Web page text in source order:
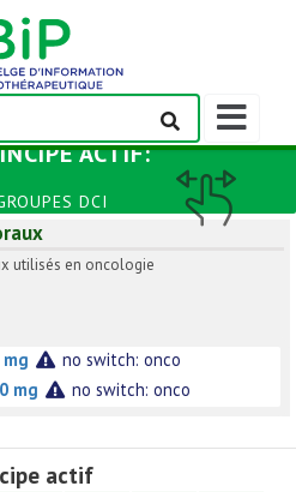
Afficher/
la
de
navigation
ACTIF:
DCI
utilisés en oncologie
mg
no switch: onco
mg no switch: onco
actif